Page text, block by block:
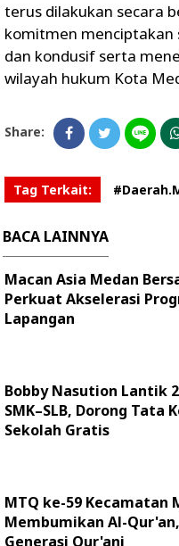
terus dilakukan secara
komitmen menciptakan
dan kondusif serta
wilayah hukum Kota
Share:
Tag Terkait:
BACA LAINNYA
Macan Asia Medan
Perkuat Akselerasi
Lapangan
Bobby Nasution Lantik
SMK–SLB, Dorong Tata
Sekolah Gratis
MTQ ke-59 Kecamatan
Membumikan Al-
Generasi Qur'ani